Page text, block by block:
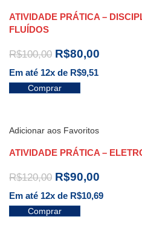
ATIVIDADE PRÁTICA –
FLUÍDOS
R$100,00 R$80,00
Em até 12x de R$9,51
Comprar
Adicionar aos Favoritos
ATIVIDADE PRÁTICA –
R$120,00 R$90,00
Em até 12x de R$10,69
Comprar